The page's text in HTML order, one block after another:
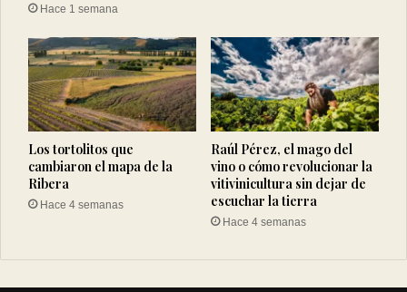
Hace 1 semana
Los tortolitos que
cambiaron el mapa de la
Ribera
Hace 4 semanas
Raúl Pérez, el mago del
vino o cómo revolucionar la
vitivinicultura sin dejar de
escuchar la tierra
Hace 4 semanas